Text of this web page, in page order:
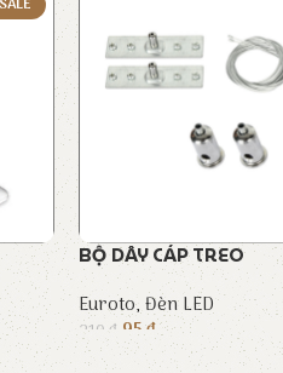
BỘ DÂY CÁP TREO
Euroto, Đèn LED
210 ₫ 95₫